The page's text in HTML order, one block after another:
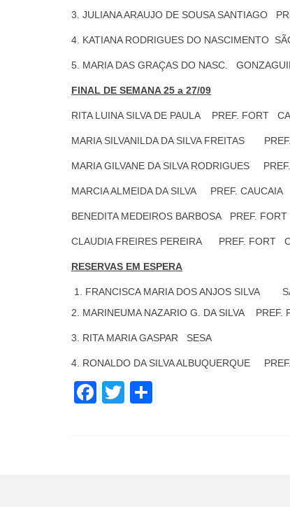
3. JULIANA ARAUJO DE SOUSA SANTIAGO
4. KATIANA RODRIGUES DO NASCIMENTO
5. MARIA DAS GRAÇAS DO NASC.
FINAL DE SEMANA 25 a 27/09
RITA LUINA SILVA DE PAULA PREF. FORT
MARIA SILVANILDA DA SILVA FREITAS
MARIA GILVANE DA SILVA RODRIGUES
MARCIA ALMEIDA DA SILVA PREF.
BENEDITA MEDEIROS BARBOSA PREF.
CLAUDIA FREIRES PEREIRA PREF. FORT
RESERVAS EM ESPERA
FRANCISCA MARIA DOS ANJOS SILVA
2. MARINEUMA NAZARIO G. DA SILVA PREF.
3. RITA MARIA GASPAR SESA
4. RONALDO DA SILVA ALBUQUERQUE
Facebook
Twitter